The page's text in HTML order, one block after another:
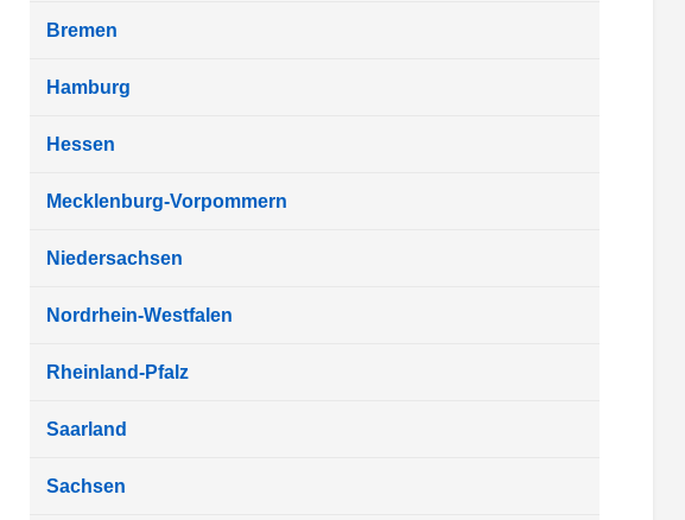
Bremen
Hamburg
Hessen
Mecklenburg-Vorpommern
Niedersachsen
Nordrhein-Westfalen
Rheinland-Pfalz
Saarland
Sachsen